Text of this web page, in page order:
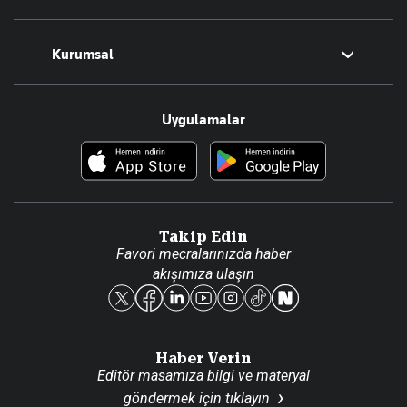
Magazin
Teknoloji
Resmî Ilanlar
Foto Haber
Kurumsal
Hakkımızda
Künye
Reklam Ver
Uygulamalar
Takip Edin
Favori mecralarınızda haber
akışımıza ulaşın
Haber Verin
Editör masamıza bilgi ve materyal
göndermek için tıklayın